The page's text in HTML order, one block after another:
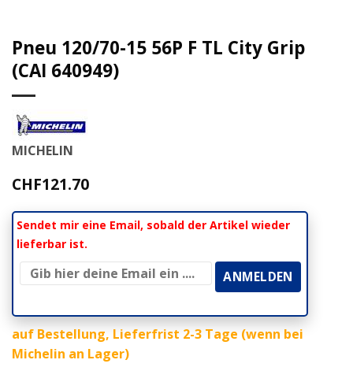
Pneu 120/70-15 56P F TL City Grip
(CAI 640949)
MICHELIN
CHF121.70
Sendet mir eine Email, sobald der Artikel wieder
lieferbar ist.
auf Bestellung, Lieferfrist 2-3 Tage (wenn bei
Michelin an Lager)